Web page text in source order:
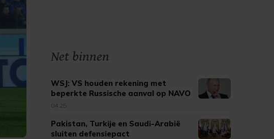
Net binnen
WSJ: VS houden rekening met
beperkte Russische aanval op NAVO
04:25
Pakistan, Turkije en Saudi-Arabië
sluiten defensiepact